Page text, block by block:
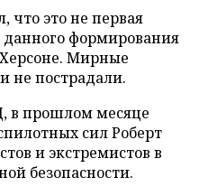
что это не первая
формирования
Мирные
не пострадали.
в прошлом месяце
сил Роберт
и экстремистов в
безопасности.